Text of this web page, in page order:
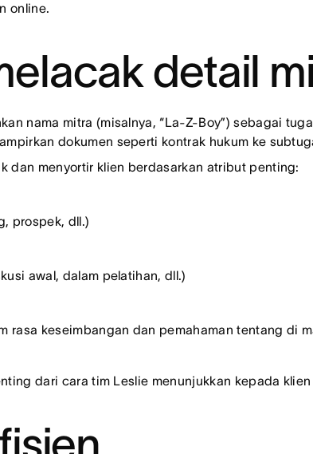
online.
detail
nama mitra (misalnya, “La-Z-Boy”) sebagai
dokumen seperti kontrak hukum ke
dan menyortir klien berdasarkan atribut penting:
prospek, dll.)
awal, dalam pelatihan, dll.)
rasa keseimbangan dan pemahaman tentang di
dari cara tim Leslie menunjukkan kepada